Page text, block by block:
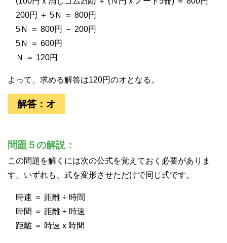
200円 ＋ 5Ｎ ＝ 800円
5Ｎ ＝ 800円 － 200円
5Ｎ ＝ 600円
Ｎ ＝ 120円
よって、求める解答は120円のオとなる。
解答：オ
問題５の解説：
この問題を解くには次の公式を覚えておく必要がありま
す。いずれも、式を変形させただけで同じ式です。
時速 ＝ 距離 ÷ 時間
時間 ＝ 距離 ÷ 時速
距離 ＝ 時速 x 時間